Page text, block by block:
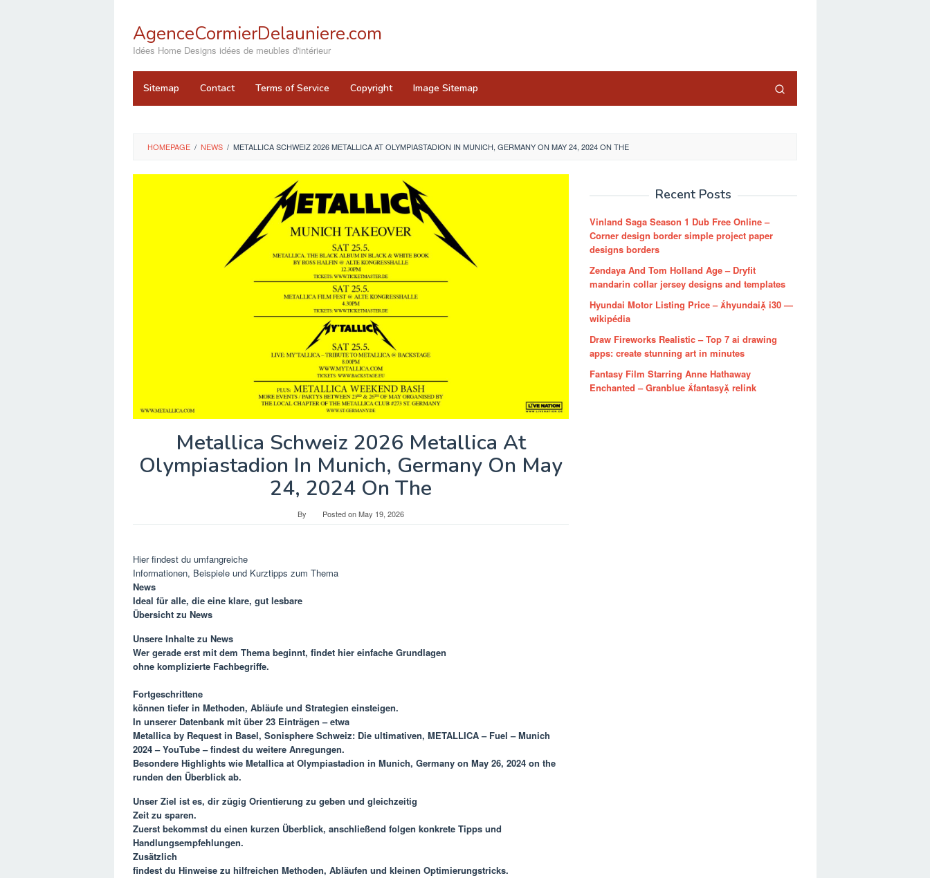
contentAgenceCormierDelauniere.com
Idées Home Designs idées de meubles d'intérieur
Sitemap Contact Terms of Service Copyright Image Sitemap
HOMEPAGE / NEWS / METALLICA SCHWEIZ 2026 METALLICA AT OLYMPIASTADION IN MUNICH, GERMANY ON MAY 24, 2024 ON THE
Metallica Schweiz 2026 Metallica At
Olympiastadion In Munich, Germany On May
24, 2024 On The
By Posted onMay 19, 2026
Hier findest du umfangreiche
Informationen, Beispiele und Kurztipps zum Thema
News
Ideal für alle, die eine klare, gut lesbare
Übersicht zu News
Unsere Inhalte zu News
Wer gerade erst mit dem Thema beginnt, findet hier einfache Grundlagen
ohne komplizierte Fachbegriffe.
Fortgeschrittene
können tiefer in Methoden, Abläufe und Strategien einsteigen.
In unserer Datenbank mit über 23 Einträgen – etwa
Metallica by Request in Basel, Sonisphere Schweiz: Die ultimativen, METALLICA – Fuel – Munich
2024 – YouTube – findest du weitere Anregungen.
Besondere Highlights wie Metallica at Olympiastadion in Munich, Germany on May 26, 2024 on the
runden den Überblick ab.
Unser Ziel ist es, dir zügig Orientierung zu geben und gleichzeitig
Zeit zu sparen.
Zuerst bekommst du einen kurzen Überblick, anschließend folgen konkrete Tipps und
Handlungsempfehlungen.
Zusätzlich
findest du Hinweise zu hilfreichen Methoden, Abläufen und kleinen Optimierungstricks.
Recent Posts
Vinland Saga Season 1 Dub Free Online –
Corner design border simple project paper
designs borders
Zendaya And Tom Holland Age – Dryfit
mandarin collar jersey designs and templates
Hyundai Motor Listing Price – hyundai i30 —
wikipédia
Draw Fireworks Realistic – Top 7 ai drawing
apps: create stunning art in minutes
Fantasy Film Starring Anne Hathaway
Enchanted – Granblue fantasy relink